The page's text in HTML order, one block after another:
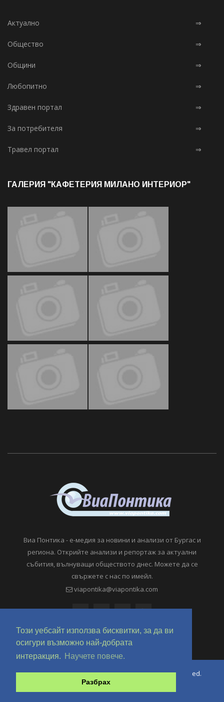
Този уебсайт използва бисквитки, за да ви
осигури възможно най-добрата
интеракция.
Научете повече.
Разбрах
Актуално ⇒
Общество ⇒
Общини ⇒
Любопитно ⇒
Здравен портал ⇒
За потребителя ⇒
Травел портал ⇒
ГАЛЕРИЯ "КАФЕТЕРИЯ МИЛАНО ИНТЕРИОР"
Виа Понтика - е-медия за новини и анализи от Бургас и
региона. Открийте анализи и репортаж за актуални
събития, вълнуващи обществото днес. Можете да се
свържете с нас по имейл.
viapontika@viapontika.com
Copyright © 2018-2024 ViaPontika.com. All Rights Reserved.
Development @ OverHertz Ltd